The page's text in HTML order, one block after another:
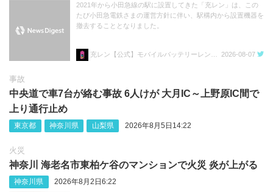
2021年から小田急線の駅に設置してきた「充レン」は、この
たび小田急電鉄さまの運営方針に伴い、駅構内から設置機器を
撤去することとなりました。
2026-08-07
事故
中央道で車7台が絡む事故 6人けが 大月IC～上野原IC間で
上り通行止め
東京都 神奈川県 山梨県 2026年8月5日14:22
火災
神奈川 海老名市東柏ケ谷のマンションで火災 炎が上がる
神奈川県 2026年8月2日6:22